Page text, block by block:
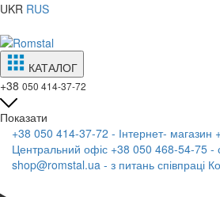
UKR RUS
КАТАЛОГ
+38 050 414-37-72
Показати
+38 050 414-37-72 - Інтернет- магазин
Центральний офіс +38 050 468-54-75 -
shop@romstal.ua - з питань співпраці